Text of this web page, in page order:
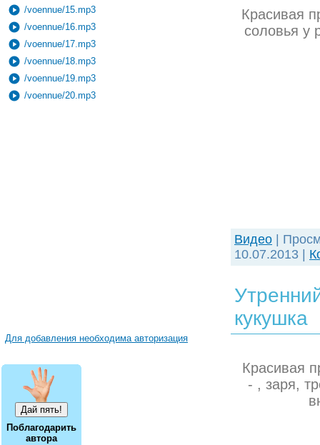
play_circle /voennue/15.mp3
play_circle /voennue/16.mp3
play_circle /voennue/17.mp3
play_circle /voennue/18.mp3
play_circle /voennue/19.mp3
play_circle /voennue/20.mp3
Для добавления необходима авторизация
Поблагодарить
автора
Красивая
соловья у
Видео |
10.07.2013 |
кукушка
Красивая
- , заря,